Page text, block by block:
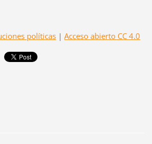
políticas | Acceso abierto CC 4.0